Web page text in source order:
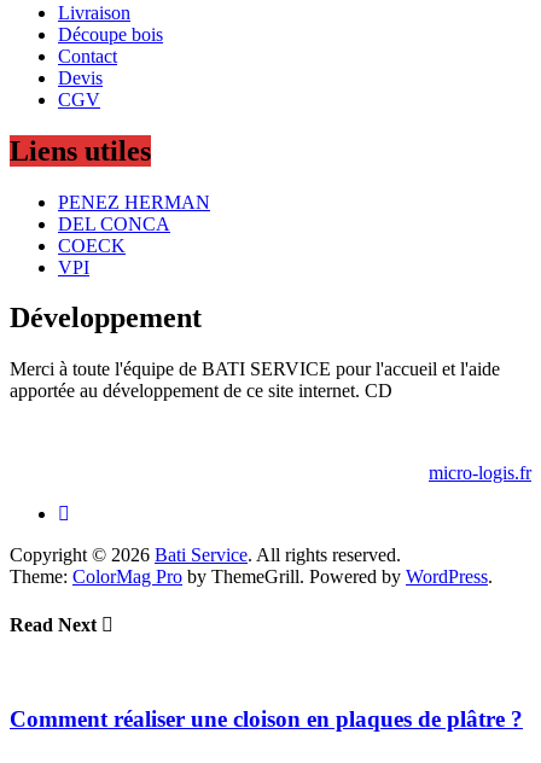
Livraison
Découpe bois
Contact
Devis
CGV
Liens utiles
PENEZ HERMAN
DEL CONCA
COECK
VPI
Développement
Merci à toute l'équipe de BATI SERVICE pour l'accueil et l'aide
apportée au développement de ce site internet. CD
micro-logis.fr
Copyright © 2026 Bati Service. All rights reserved.
Theme: ColorMag Pro by ThemeGrill. Powered by WordPress.
Read Next
Comment réaliser une cloison en plaques de plâtre ?